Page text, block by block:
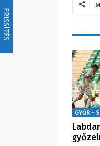
FRISSÍTÉS
GYŐR -